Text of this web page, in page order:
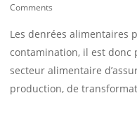
Comments
Les denrées alimentaires
contamination, il est donc
secteur alimentaire
production, de